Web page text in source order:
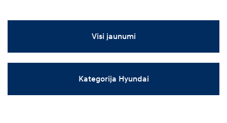
Visi jaunumi
Kategorija Hyundai